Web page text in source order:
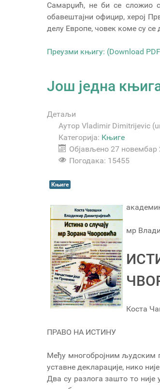
Самарџић, не би се сложио
обавештајни официр, херој
делу Европе, човек коме су се
Преузми књигу: (Download
Још једна
Детаљи
Аутор Vladimir Dimitrijevic
Категорија: Књиге
Објављено 27 новембар
Погодака: 15455
Књиге
мр
Коста
ПРАВО НА ИСТИНУ
Међу многобројним људским
уставне декларације, нико
Два су разлога зашто то